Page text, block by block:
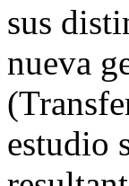
sus
nueva
estudio